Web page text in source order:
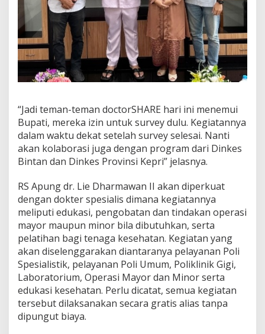
“Jadi teman-teman doctorSHARE hari ini menemui
Bupati, mereka izin untuk survey dulu. Kegiatannya
dalam waktu dekat setelah survey selesai. Nanti
akan kolaborasi juga dengan program dari Dinkes
Bintan dan Dinkes Provinsi Kepri” jelasnya.
RS Apung dr. Lie Dharmawan II akan diperkuat
dengan dokter spesialis dimana kegiatannya
meliputi edukasi, pengobatan dan tindakan operasi
mayor maupun minor bila dibutuhkan, serta
pelatihan bagi tenaga kesehatan. Kegiatan yang
akan diselenggarakan diantaranya pelayanan Poli
Spesialistik, pelayanan Poli Umum, Poliklinik Gigi,
Laboratorium, Operasi Mayor dan Minor serta
edukasi kesehatan. Perlu dicatat, semua kegiatan
tersebut dilaksanakan secara gratis alias tanpa
dipungut biaya.